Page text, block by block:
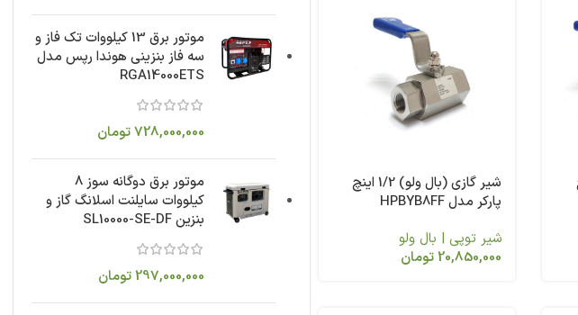
شیر گازی (بال ولو) 1/2 اینچ
پارکر مدل HPBYB8FF
شیر توپی | بال ولو
20,850,000تومان
موتور برق 13 کیلووات تک فاز و
سه فاز بنزینی هوندا رپس مدل
RGA14000ETS
728,000,000تومان
موتور برق دوگانه سوز 8
کیلووات سایلنت اسلانگ گاز و
بنزین SL10000-SE-DF
297,000,000تومان